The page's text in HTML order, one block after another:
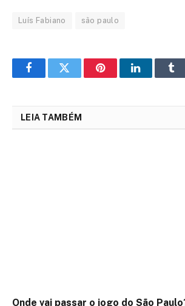
Luís Fabiano são paulo
FacebookTwitter PinterestLinkedIn
LEIA TAMBÉM
Onde vai passar o jogo do São